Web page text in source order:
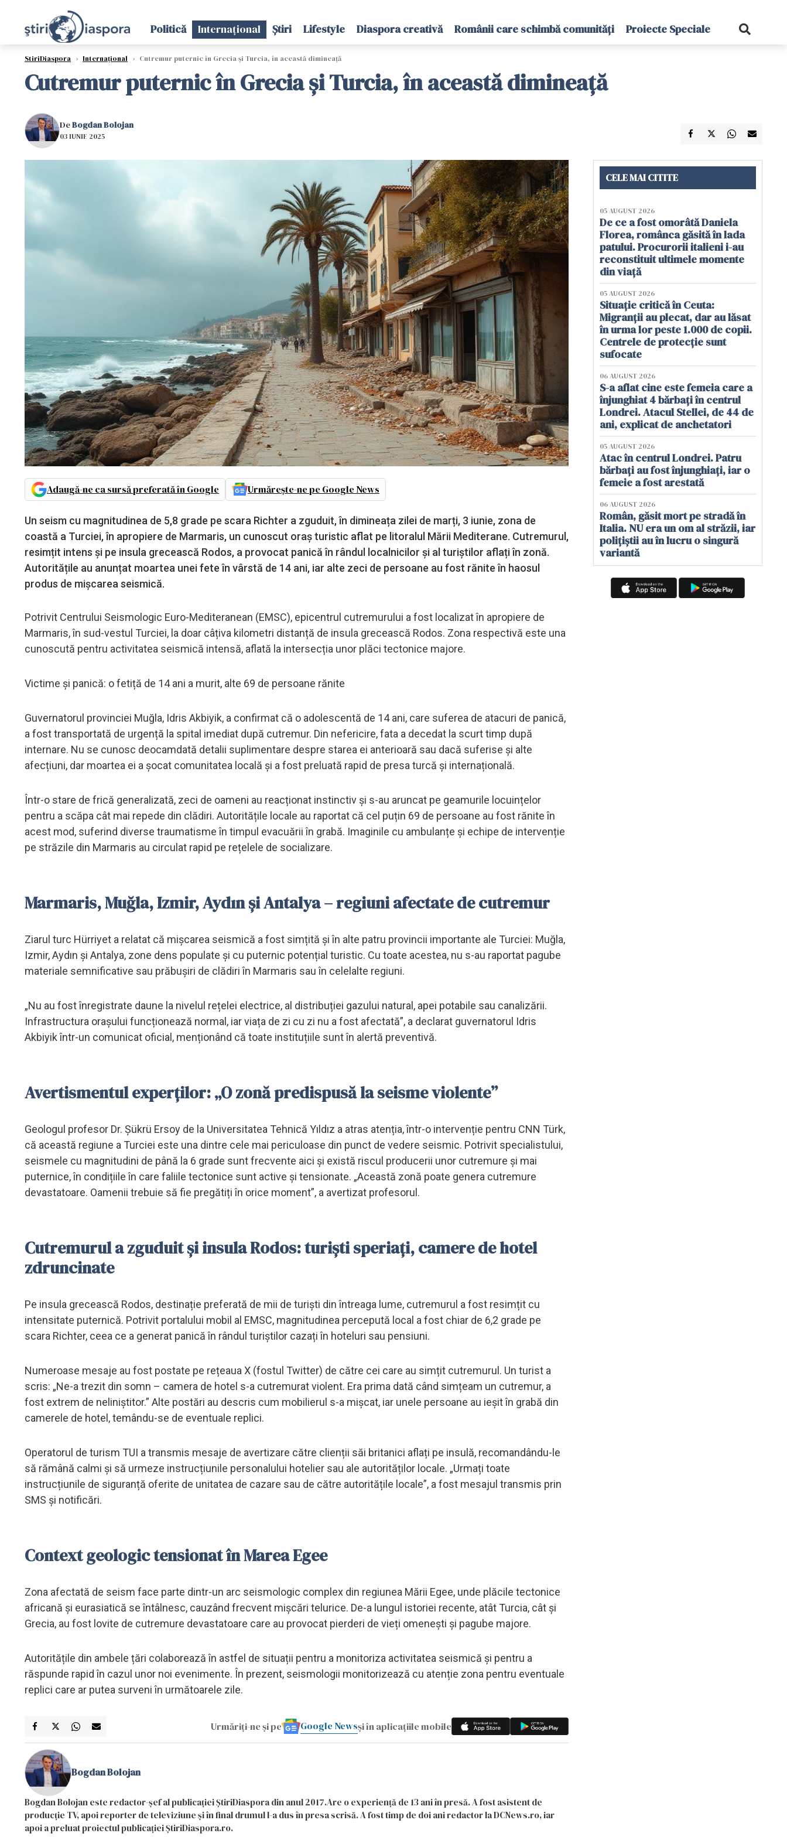
Politică Internațional Știri Lifestyle Diaspora creativă Românii care schimbă comunități Proiecte Speciale
StiriDiaspora › Internațional › Cutremur puternic în Grecia și Turcia, în această dimineață
Cutremur puternic în Grecia și Turcia, în această dimineață
DeBogdan Bolojan
03 IUNIE 2025
Adaugă-ne ca sursă preferată în Google Urmărește-ne pe Google News
Un seism cu magnitudinea de 5,8 grade pe scara Richter a zguduit, în dimineața zilei de marți, 3 iunie, zona de
coastă a Turciei, în apropiere de Marmaris, un cunoscut oraș turistic aflat pe litoralul Mării Mediterane. Cutremurul,
resimțit intens și pe insula grecească Rodos, a provocat panică în rândul localnicilor și al turiștilor aflați în zonă.
Autoritățile au anunțat moartea unei fete în vârstă de 14 ani, iar alte zeci de persoane au fost rănite în haosul
produs de mișcarea seismică.
Potrivit Centrului Seismologic Euro-Mediteranean (EMSC), epicentrul cutremurului a fost localizat în apropiere de
Marmaris, în sud-vestul Turciei, la doar câțiva kilometri distanță de insula grecească Rodos. Zona respectivă este una
cunoscută pentru activitatea seismică intensă, aflată la intersecția unor plăci tectonice majore.
Victime și panică: o fetiță de 14 ani a murit, alte 69 de persoane rănite
Guvernatorul provinciei Muğla, Idris Akbiyik, a confirmat că o adolescentă de 14 ani, care suferea de atacuri de panică,
a fost transportată de urgență la spital imediat după cutremur. Din nefericire, fata a decedat la scurt timp după
internare. Nu se cunosc deocamdată detalii suplimentare despre starea ei anterioară sau dacă suferise și alte
afecțiuni, dar moartea ei a șocat comunitatea locală și a fost preluată rapid de presa turcă și internațională.
Într-o stare de frică generalizată, zeci de oameni au reacționat instinctiv și s-au aruncat pe geamurile locuințelor
pentru a scăpa cât mai repede din clădiri. Autoritățile locale au raportat că cel puțin 69 de persoane au fost rănite în
acest mod, suferind diverse traumatisme în timpul evacuării în grabă. Imaginile cu ambulanțe și echipe de intervenție
pe străzile din Marmaris au circulat rapid pe rețelele de socializare.
Marmaris, Muğla, Izmir, Aydın și Antalya – regiuni afectate de cutremur
Ziarul turc Hürriyet a relatat că mișcarea seismică a fost simțită și în alte patru provincii importante ale Turciei: Muğla,
Izmir, Aydın și Antalya, zone dens populate și cu puternic potențial turistic. Cu toate acestea, nu s-au raportat pagube
materiale semnificative sau prăbușiri de clădiri în Marmaris sau în celelalte regiuni.
„Nu au fost înregistrate daune la nivelul rețelei electrice, al distribuției gazului natural, apei potabile sau canalizării.
Infrastructura orașului funcționează normal, iar viața de zi cu zi nu a fost afectată”, a declarat guvernatorul Idris
Akbiyik într-un comunicat oficial, menționând că toate instituțiile sunt în alertă preventivă.
Avertismentul experților: „O zonă predispusă la seisme violente”
Geologul profesor Dr. Şükrü Ersoy de la Universitatea Tehnică Yıldız a atras atenția, într-o intervenție pentru CNN Türk,
că această regiune a Turciei este una dintre cele mai periculoase din punct de vedere seismic. Potrivit specialistului,
seismele cu magnitudini de până la 6 grade sunt frecvente aici și există riscul producerii unor cutremure și mai
puternice, în condițiile în care faliile tectonice sunt active și tensionate. „Această zonă poate genera cutremure
devastatoare. Oamenii trebuie să fie pregătiți în orice moment”, a avertizat profesorul.
Cutremurul a zguduit și insula Rodos: turiști speriați, camere de hotel
zdruncinate
Pe insula grecească Rodos, destinație preferată de mii de turiști din întreaga lume, cutremurul a fost resimțit cu
intensitate puternică. Potrivit portalului mobil al EMSC, magnitudinea percepută local a fost chiar de 6,2 grade pe
scara Richter, ceea ce a generat panică în rândul turiștilor cazați în hoteluri sau pensiuni.
Numeroase mesaje au fost postate pe rețeaua X (fostul Twitter) de către cei care au simțit cutremurul. Un turist a
scris: „Ne-a trezit din somn – camera de hotel s-a cutremurat violent. Era prima dată când simțeam un cutremur, a
fost extrem de neliniștitor.” Alte postări au descris cum mobilierul s-a mișcat, iar unele persoane au ieșit în grabă din
camerele de hotel, temându-se de eventuale replici.
Operatorul de turism TUI a transmis mesaje de avertizare către clienții săi britanici aflați pe insulă, recomandându-le
să rămână calmi și să urmeze instrucțiunile personalului hotelier sau ale autorităților locale. „Urmați toate
instrucțiunile de siguranță oferite de unitatea de cazare sau de către autoritățile locale”, a fost mesajul transmis prin
SMS și notificări.
Context geologic tensionat în Marea Egee
Zona afectată de seism face parte dintr-un arc seismologic complex din regiunea Mării Egee, unde plăcile tectonice
africană și eurasiatică se întâlnesc, cauzând frecvent mișcări telurice. De-a lungul istoriei recente, atât Turcia, cât și
Grecia, au fost lovite de cutremure devastatoare care au provocat pierderi de vieți omenești și pagube majore.
Autoritățile din ambele țări colaborează în astfel de situații pentru a monitoriza activitatea seismică și pentru a
răspunde rapid în cazul unor noi evenimente. În prezent, seismologii monitorizează cu atenție zona pentru eventuale
replici care ar putea surveni în următoarele zile.
Urmăriți-ne și pe Google Newsși în aplicațiile mobile
Bogdan Bolojan
Bogdan Bolojan este redactor-șef al publicației ȘtiriDiaspora din anul 2017.Are o experiență de 13 ani în presă. A fost asistent de
producție TV, apoi reporter de televiziune și în final drumul l-a dus în presa scrisă. A fost timp de doi ani redactor la DCNews.ro, iar
apoi a preluat proiectul publicației ȘtiriDiaspora.ro.
CELE MAI CITITE
05 AUGUST 2026
De ce a fost omorâtă Daniela
Florea, românca găsită în lada
patului. Procurorii italieni i-au
reconstituit ultimele momente
din viață
05 AUGUST 2026
Situație critică în Ceuta:
Migranții au plecat, dar au lăsat
în urma lor peste 1.000 de copii.
Centrele de protecție sunt
sufocate
06 AUGUST 2026
S-a aflat cine este femeia care a
înjunghiat 4 bărbați în centrul
Londrei. Atacul Stellei, de 44 de
ani, explicat de anchetatori
05 AUGUST 2026
Atac în centrul Londrei. Patru
bărbați au fost înjunghiați, iar o
femeie a fost arestată
06 AUGUST 2026
Român, găsit mort pe stradă în
Italia. NU era un om al străzii, iar
polițiștii au în lucru o singură
variantă